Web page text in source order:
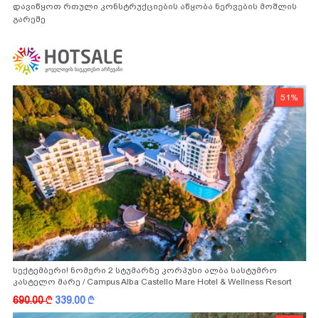
დავიწყოთ რთული კონსტრუქციების აწყობა ნერვების მოშლის
გარეშე
51%
სექტემბერი! ნომერი 2 სტუმარზე კორპუსი ალბა სასტუმრო
კასტელო მარე / Campus Alba Castello Mare Hotel & Wellness Resort
-სგან!
690.00k 339.00k